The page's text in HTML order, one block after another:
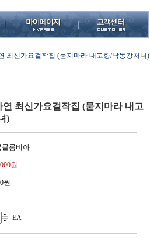
최신가요걸작집 (묻지마라 내고향/낙동강처녀)
연 최신가요걸작집 (묻지마라 내고
)
콜롬비아
원
원
EA